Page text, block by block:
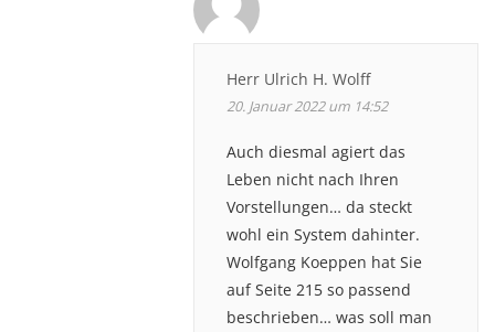
Herr Ulrich H. Wolff
20. Januar 2022 um 14:52
Auch diesmal agiert das
Leben nicht nach Ihren
Vorstellungen… da steckt
wohl ein System dahinter.
Wolfgang Koeppen hat Sie
auf Seite 215 so passend
beschrieben… was soll man